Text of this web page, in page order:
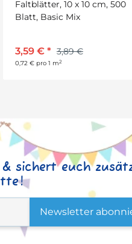
Faltblätter, 15 x 15 cm, 500
Basic Mix
6,69 €* 7,59 €
0,59 € pro 1 m2
sichert euch
Newsletter